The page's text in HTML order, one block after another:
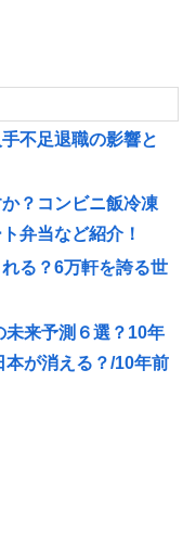
不足退職の影響と
？コンビニ飯冷凍
弁当など紹介！
る？6万軒を誇る世
来予測６選？10年
が消える？/10年前